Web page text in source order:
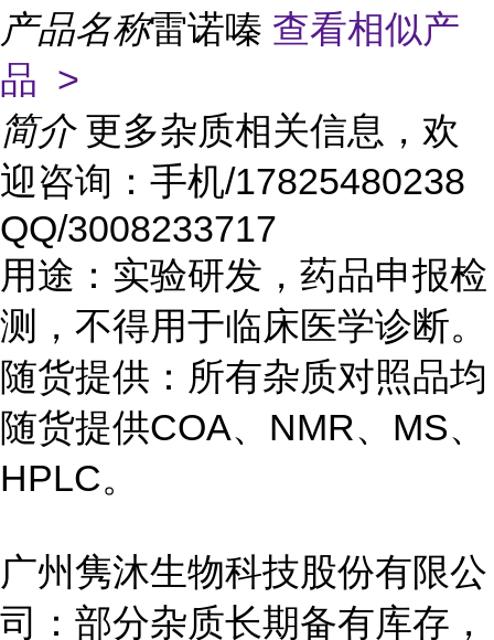
产品名称雷诺嗪 查看相似产
品 >
简介 更多杂质相关信息，欢
迎咨询：手机/17825480238
QQ/3008233717
用途：实验研发，药品申报检
测，不得用于临床医学诊断。
随货提供：所有杂质对照品均
随货提供COA、NMR、MS、
HPLC。
广州隽沐生物科技股份有限公
司：部分杂质长期备有库存，